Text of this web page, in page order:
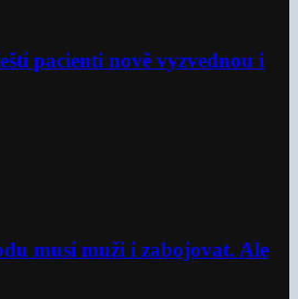
pacienti nově vyzvednou i
musí muži i zabojovat. Ale